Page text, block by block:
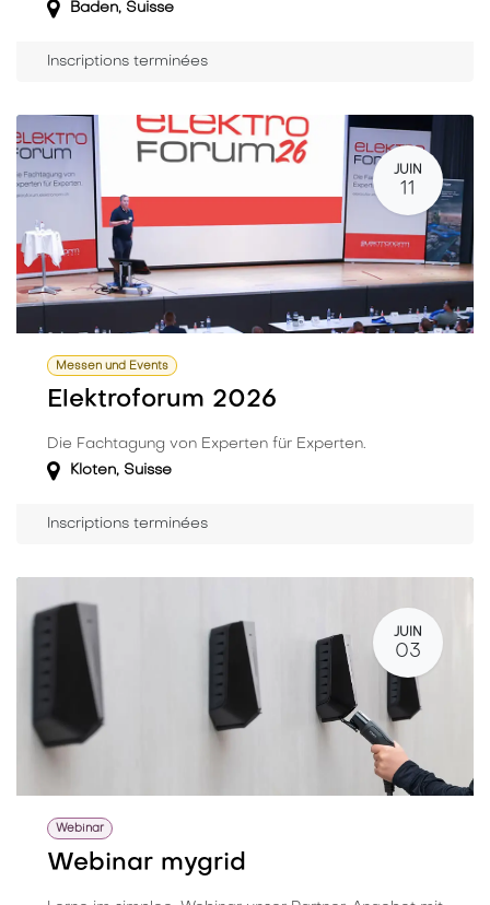
Baden, Suisse
Inscriptions terminées
JUIN
11
Messen und Events
Elektroforum 2026
Die Fachtagung von Experten für Experten.
Kloten, Suisse
Inscriptions terminées
JUIN
03
Webinar
Webinar mygrid